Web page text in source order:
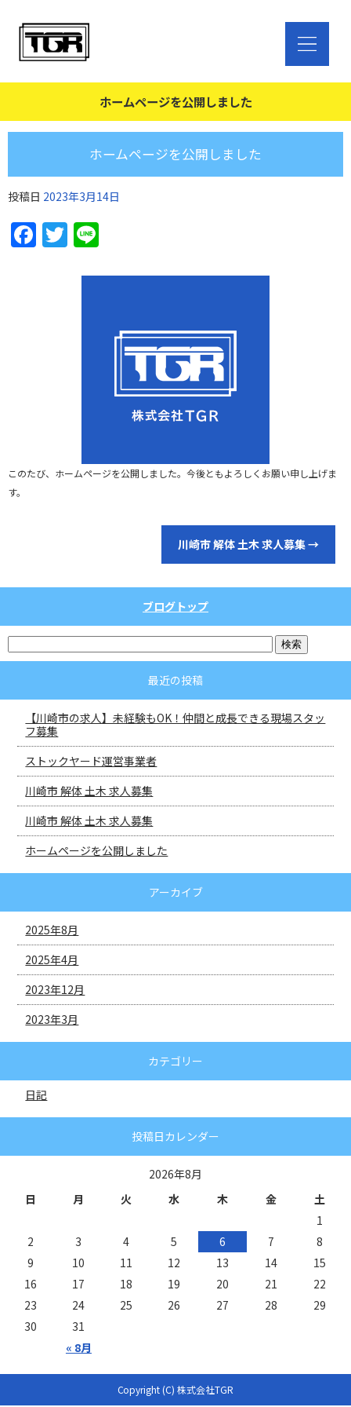
ホームページを公開しました
ホームページを公開しました
投稿日 2023年3月14日
Facebook
Twitter
このたび、ホームページを公開しました。今後ともよろしくお願い申し上げま
す。
川崎市 解体 土木 求人募集→
ブログトップ
最近の投稿
【川崎市の求人】未経験もOK！仲間と成長できる現場スタッ
フ募集
ストックヤード運営事業者
川崎市 解体 土木 求人募集
川崎市 解体 土木 求人募集
ホームページを公開しました
アーカイブ
2025年8月
2025年4月
2023年12月
2023年3月
カテゴリー
日記
投稿日カレンダー
2026年8月
日
月 火 水 木 金 土
« 8月
1
2
3 4 5 6 7
8
9
10 11 12 13 14
15
16
17 18 19 20 21
22
23
24 25 26 27 28
29
30
31
Copyright (C) 株式会社TGR